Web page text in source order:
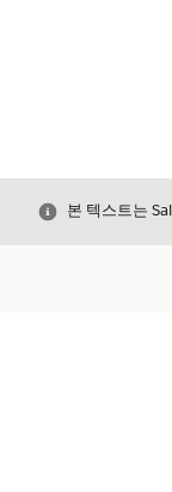
닫기본 텍스트는